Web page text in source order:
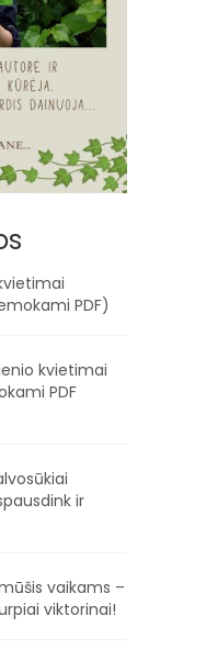
PDF)
kvietimai
PDF
ir
vaikams –
viktorinai!